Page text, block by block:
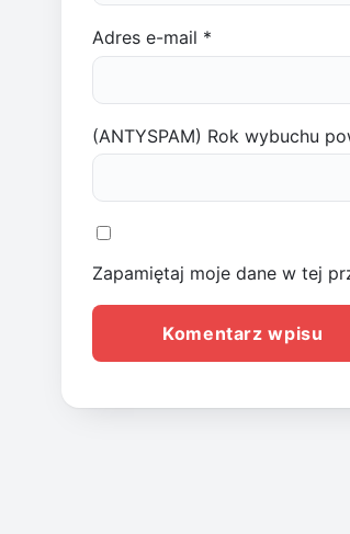
Adres e-mail *
(ANTYSPAM) Rok wybuchu
Zapamiętaj moje dane w tej